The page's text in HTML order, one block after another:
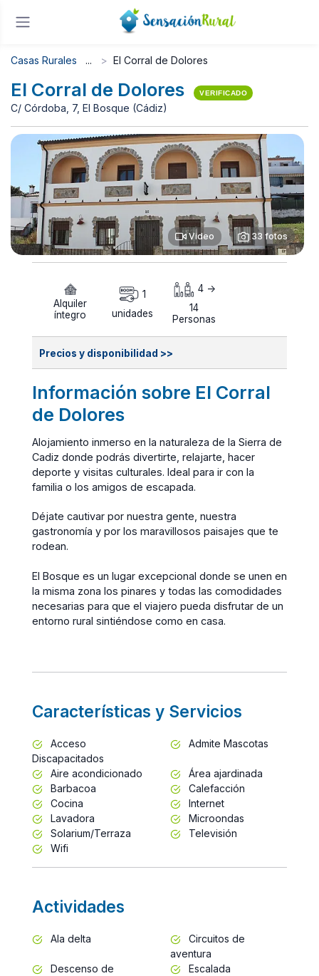
Casas Rurales El Corral de Dolores
El Corral de Dolores VERIFICADO
C/ Córdoba, 7, El Bosque (Cádiz)
Video 33 fotos
Alquiler
íntegro
1
unidades
4 ->
14
Personas
Precios y disponibilidad >>
Información sobre El Corral
de Dolores
Alojamiento inmerso en la naturaleza de la Sierra de
Cadiz donde podrás divertirte, relajarte, hacer
deporte y visitas culturales. Ideal para ir con la
familia o los amigos de escapada.
Déjate cautivar por nuestra gente, nuestra
gastronomía y por los maravillosos paisajes que te
rodean.
El Bosque es un lugar excepcional donde se unen en
la misma zona los pinares y todas las comodidades
necesarias para que el viajero pueda disfrutar de un
entorno rural sintiéndose como en casa.
Características y Servicios
Acceso
Discapacitados
Admite Mascotas
Aire acondicionado
Área ajardinada
Barbacoa
Calefacción
Cocina
Internet
Lavadora
Microondas
Solarium/Terraza
Televisión
Wifi
Actividades
Ala delta
Circuitos de
aventura
Descenso de
Escalada